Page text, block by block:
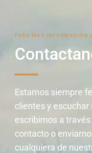
PARA MAS INFORMACIÓN
Estamos siempre
clientes y
escribirnos a
contacto o
cualquiera de